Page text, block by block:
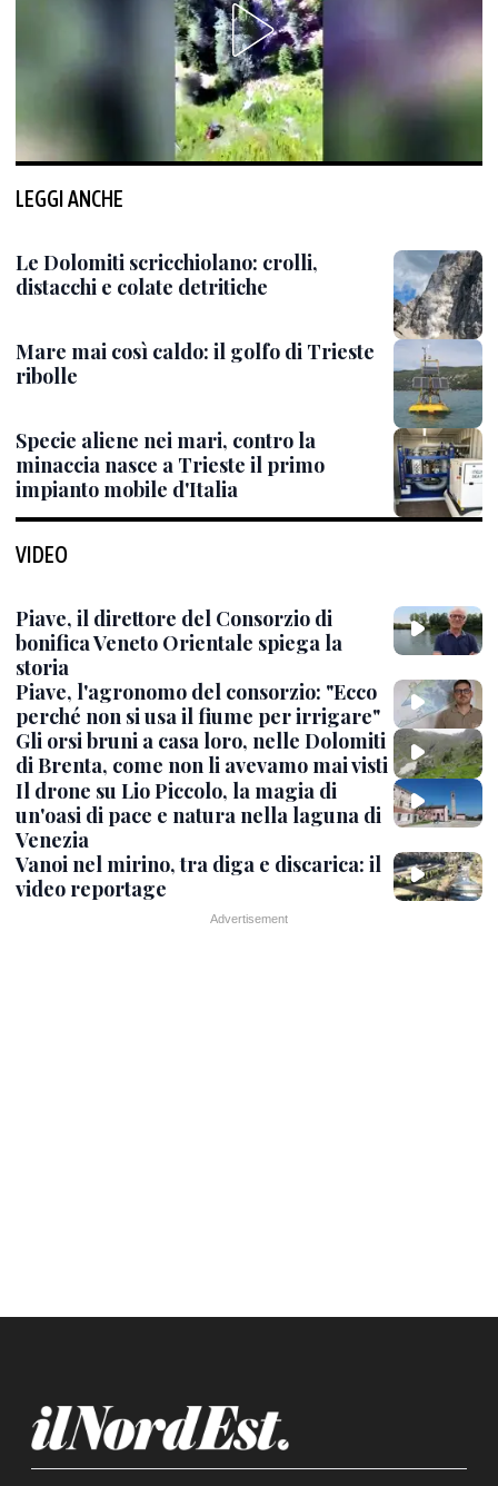
LEGGI ANCHE
Le Dolomiti scricchiolano: crolli,
distacchi e colate detritiche
Mare mai così caldo: il golfo di Trieste
ribolle
Specie aliene nei mari, contro la
minaccia nasce a Trieste il primo
impianto mobile d'Italia
VIDEO
Piave, il direttore del Consorzio di
bonifica Veneto Orientale spiega la
storia
Piave, l'agronomo del consorzio: "Ecco
perché non si usa il fiume per irrigare"
Gli orsi bruni a casa loro, nelle Dolomiti
di Brenta, come non li avevamo mai visti
Il drone su Lio Piccolo, la magia di
un'oasi di pace e natura nella laguna di
Venezia
Vanoi nel mirino, tra diga e discarica: il
video reportage